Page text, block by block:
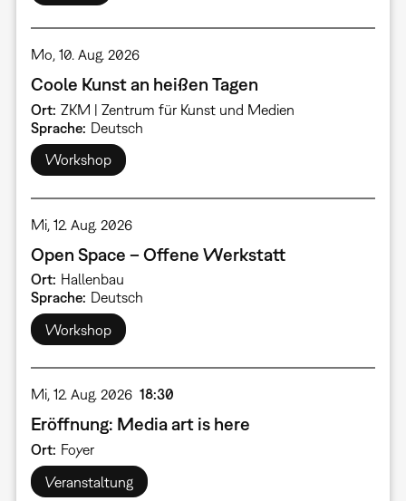
Mo, 10. Aug. 2026
Coole Kunst an heißen Tagen
Ort ZKM | Zentrum für Kunst und Medien
Sprache Deutsch
Workshop
Mi, 12. Aug. 2026
Open Space – Offene Werkstatt
Ort Hallenbau
Sprache Deutsch
Workshop
Mi, 12. Aug. 2026 18:30
Eröffnung: Media art is here
Ort Foyer
Veranstaltung